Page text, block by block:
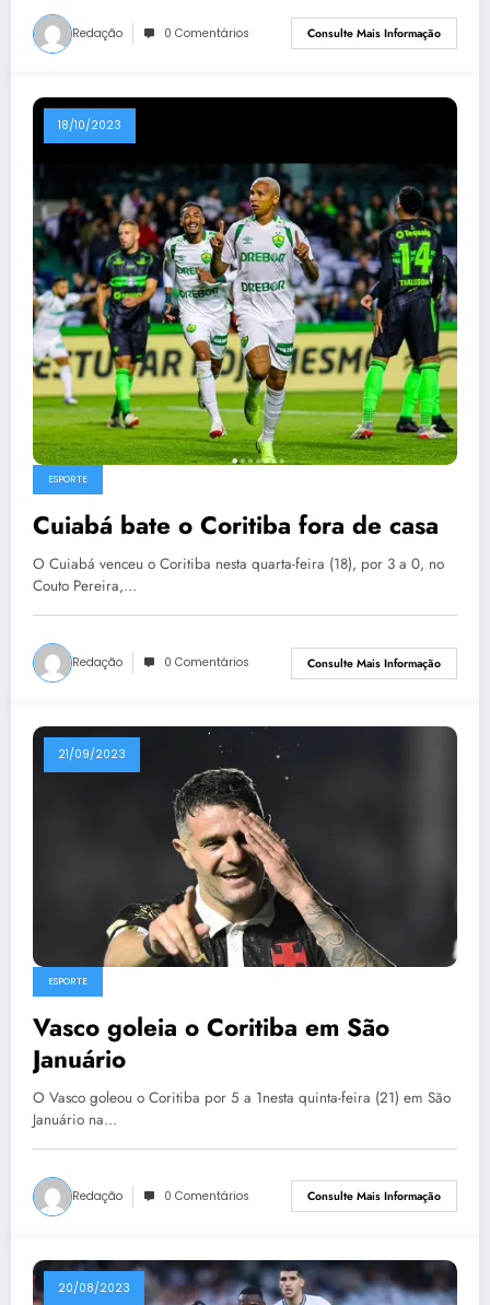
Redação 0 Comentários Consulte Mais Informação
18/10/2023
ESPORTE
Cuiabá bate o Coritiba fora de casa
O Cuiabá venceu o Coritiba nesta quarta-feira (18), por 3 a 0, no
Couto Pereira,…
Redação 0 Comentários Consulte Mais Informação
21/09/2023
ESPORTE
Vasco goleia o Coritiba em São
Januário
O Vasco goleou o Coritiba por 5 a 1nesta quinta-feira (21) em São
Januário na…
Redação 0 Comentários Consulte Mais Informação
20/08/2023